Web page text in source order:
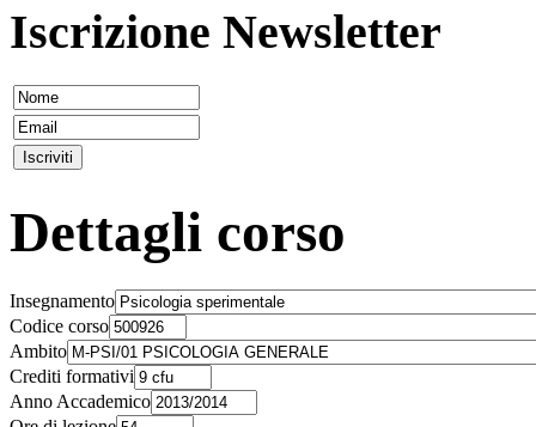
Iscrizione Newsletter
Dettagli corso
Insegnamento
Codice corso
Ambito
Crediti formativi
Anno Accademico